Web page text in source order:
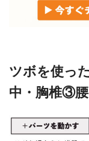
ツボを使っ
中・胸椎③腰